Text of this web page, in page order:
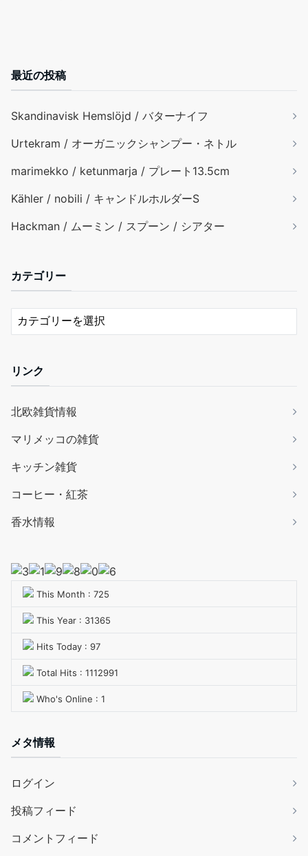
最近の投稿
Skandinavisk Hemslöjd / バターナイフ
Urtekram / オーガニックシャンプー・ネトル
marimekko / ketunmarja / プレート13.5cm
Kähler / nobili / キャンドルホルダーS
Hackman / ムーミン / スプーン / シアター
カテゴリー
リンク
北欧雑貨情報
マリメッコの雑貨
キッチン雑貨
コーヒー・紅茶
香水情報
This Month : 725
This Year : 31365
Hits Today : 97
Total Hits : 1112991
Who's Online : 1
メタ情報
ログイン
投稿フィード
コメントフィード